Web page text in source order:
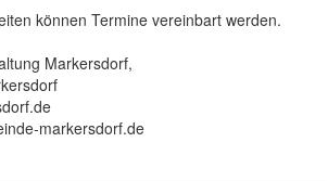
können Termine vereinbart werden.
Markersdorf,
markersdorf.de